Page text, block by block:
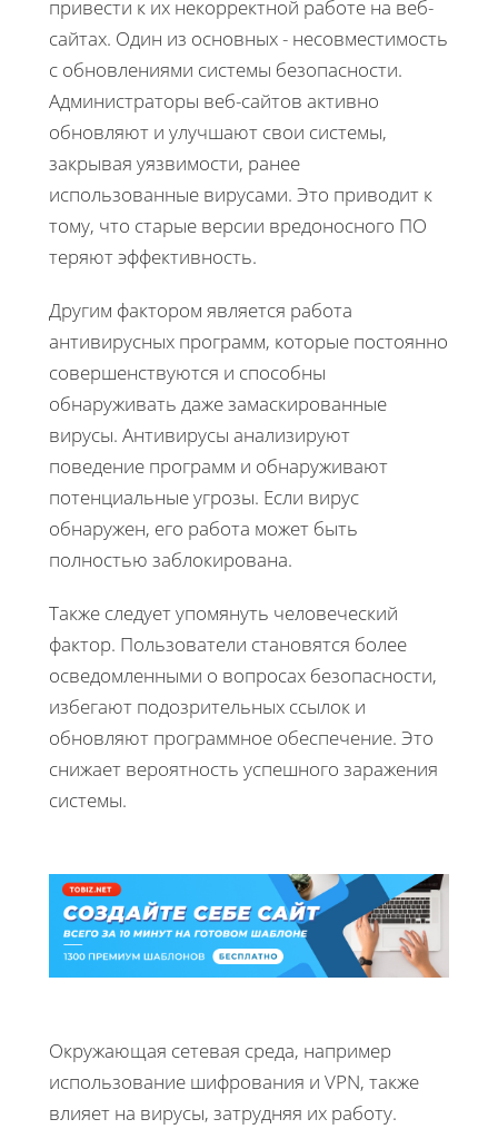
привести к их некорректной работе на веб-
сайтах. Один из основных - несовместимость
с обновлениями системы безопасности.
Администраторы веб-сайтов активно
обновляют и улучшают свои системы,
закрывая уязвимости, ранее
использованные вирусами. Это приводит к
тому, что старые версии вредоносного ПО
теряют эффективность.
Другим фактором является работа
антивирусных программ, которые постоянно
совершенствуются и способны
обнаруживать даже замаскированные
вирусы. Антивирусы анализируют
поведение программ и обнаруживают
потенциальные угрозы. Если вирус
обнаружен, его работа может быть
полностью заблокирована.
Также следует упомянуть человеческий
фактор. Пользователи становятся более
осведомленными о вопросах безопасности,
избегают подозрительных ссылок и
обновляют программное обеспечение. Это
снижает вероятность успешного заражения
системы.
Окружающая сетевая среда, например
использование шифрования и VPN, также
влияет на вирусы, затрудняя их работу.